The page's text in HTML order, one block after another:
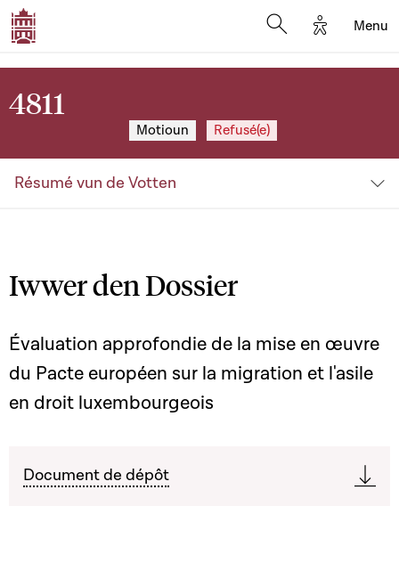
Options
Menu
4811
Motioun Refusé(e)
Résumé vun de Votten
Iwwer den Dossier
Évaluation approfondie de la mise en œuvre
du Pacte européen sur la migration et l'asile
en droit luxembourgeois
Document de dépôt